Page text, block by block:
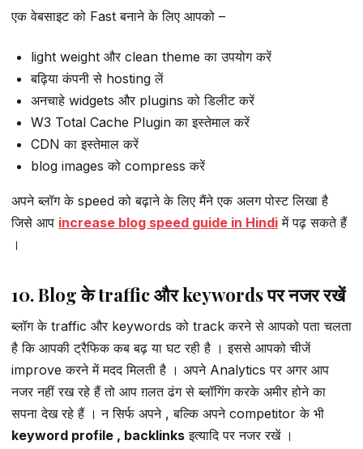
एक वेबसाइट को Fast बनाने के लिए आपको –
light weight और clean theme का उपयोग करें
बढ़िया कंपनी से hosting लें
अनचाहे widgets और plugins को डिलीट करें
W3 Total Cache Plugin का इस्तेमाल करें
CDN का इस्तेमाल करें
blog images को compress करें
अपने ब्लॉग के speed को बढ़ाने के लिए मैंने एक अलग पोस्ट लिखा है
जिसे आप increase blog speed guide in Hindi में पढ़ सकते हैं
।
10. Blog के traffic और keywords पर नजर रखें
ब्लॉग के traffic और keywords को track करने से आपको पता चलता
है कि आपकी ट्रैफिक कब बढ़ या घट रही है । इससे आपको चीजें
improve करने में मदद मिलती है । अपने Analytics पर अगर आप
नजर नहीं रख रहे हैं तो आप ग़लत ढंग से ब्लॉगिंग करके अमीर होने का
सपना देख रहे हैं । न सिर्फ अपने , बल्कि अपने competitor के भी
keyword profile , backlinks इत्यादि पर नजर रखें ।